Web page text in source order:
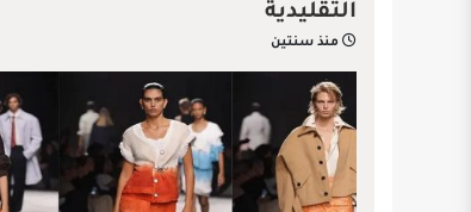
التقليدية
منذ سنتين